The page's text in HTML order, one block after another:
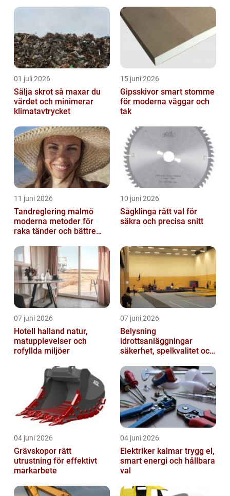
01 juli 2026
Sälja skrot så maxar du
värdet och minimerar
klimatavtrycket
15 juni 2026
Gipsskivor smart stomme
för moderna väggar och
tak
11 juni 2026
Tandreglering malmö
moderna metoder för
raka tänder och bättre
10 juni 2026
Sågklinga rätt val för
säkra och precisa snitt
07 juni 2026
Hotell halland natur,
matupplevelser och
rofyllda miljöer
07 juni 2026
Belysning
idrottsanläggningar
säkerhet, spelkvalitet och
04 juni 2026
Grävskopor rätt
utrustning för effektivt
markarbete
04 juni 2026
Elektriker kalmar trygg el,
smart energi och hållbara
val